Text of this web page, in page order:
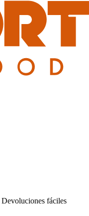
Devoluciones fáciles